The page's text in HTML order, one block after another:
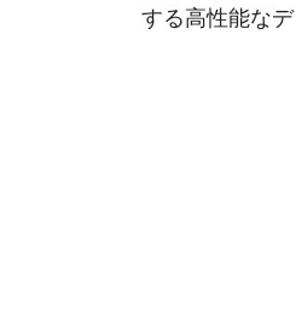
する高性能なデ